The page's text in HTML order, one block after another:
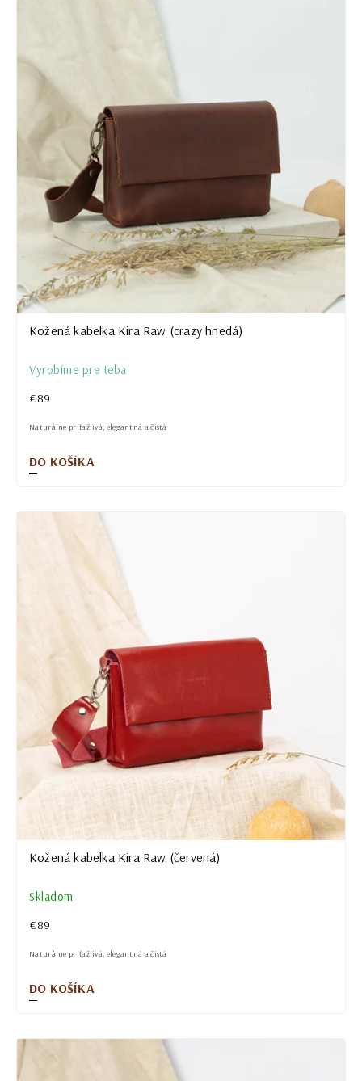
Kožená kabelka Kira Raw (crazy hnedá)
Vyrobíme pre teba
€89
DO KOŠÍKA
Naturálne príťažlivá, elegantná a čistá
Kožená kabelka Kira Raw (červená)
Skladom
€89
DO KOŠÍKA
Naturálne príťažlivá, elegantná a čistá